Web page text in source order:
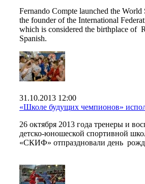
Fernando Compte launched the
the founder of the International
which is considered the birthplace of
Spanish.
31.10.2013 12:00
«Школе будущих чемпионов»
26 октября 2013 года тренеры и
детско-юношеской спортивной
«СКИФ» отпраздновали день